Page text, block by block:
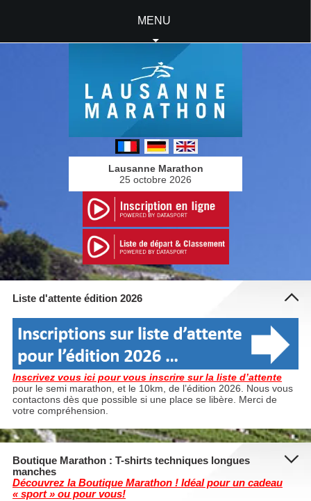
MENU
Lausanne Marathon
25 octobre 2026
Liste d'attente édition 2026
Inscrivez vous ici pour vous inscrire sur la liste d’attente
pour le semi marathon, et le 10km, de l’édition 2026. Nous vous
contactons dès que possible si une place se libère. Merci de
votre compréhension.
Boutique Marathon : T-shirts techniques longues
manches
Découvrez la Boutique Marathon ! Idéal pour un cadeau
« sport » ou pour vous!